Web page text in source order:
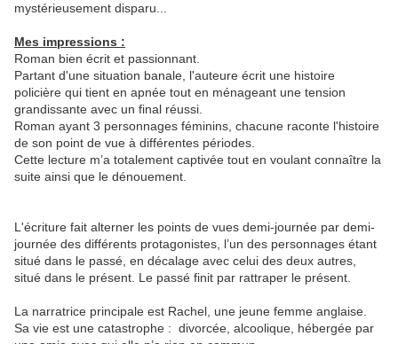
mystérieusement disparu...
Mes impressions :
Roman bien écrit et passionnant.
Partant d'une situation banale, l'auteure écrit une histoire
policière qui tient en apnée tout en ménageant une tension
grandissante avec un final réussi.
Roman ayant 3 personnages féminins, chacune raconte l'histoire
de son point de vue à différentes périodes.
Cette lecture m’a totalement captivée tout en voulant connaître la
suite ainsi que le dénouement.
L'écriture fait alterner les points de vues demi-journée par demi-
journée des différents protagonistes, l’un des personnages étant
situé dans le passé, en décalage avec celui des deux autres,
situé dans le présent. Le passé finit par rattraper le présent.
La narratrice principale est Rachel, une jeune femme anglaise.
Sa vie est une catastrophe : divorcée, alcoolique, hébergée par